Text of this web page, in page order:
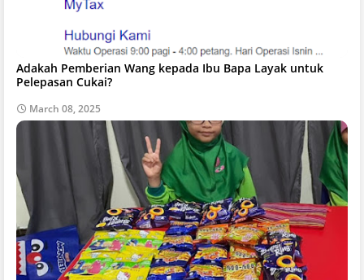
Adakah Pemberian Wang kepada Ibu Bapa Layak untuk
Pelepasan Cukai?
March 08, 2025